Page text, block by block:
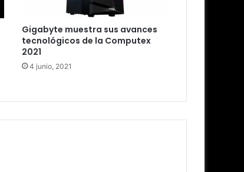
Gigabyte muestra sus avances
tecnológicos de la Computex
2021
4 junio, 2021